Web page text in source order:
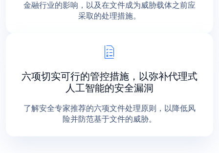
金融行业的影响，以及在文件成为威胁载体之前应
采取的处理措施。
六项切实可行的管控措施，以弥补代理式
人工智能的安全漏洞
了解安全专家推荐的六项文件处理原则，以降低风
险并防范基于文件的威胁。